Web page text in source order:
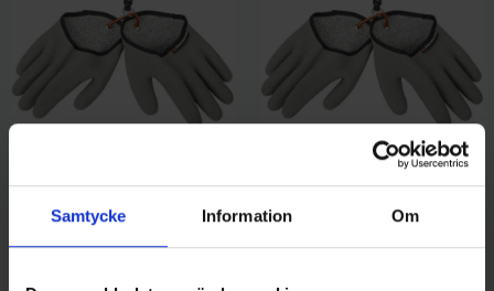
Samtycke Information Om
Savage Gear Aqua Guard
Handskar - M
Savage Gear Aqua Guard
Handskar - L